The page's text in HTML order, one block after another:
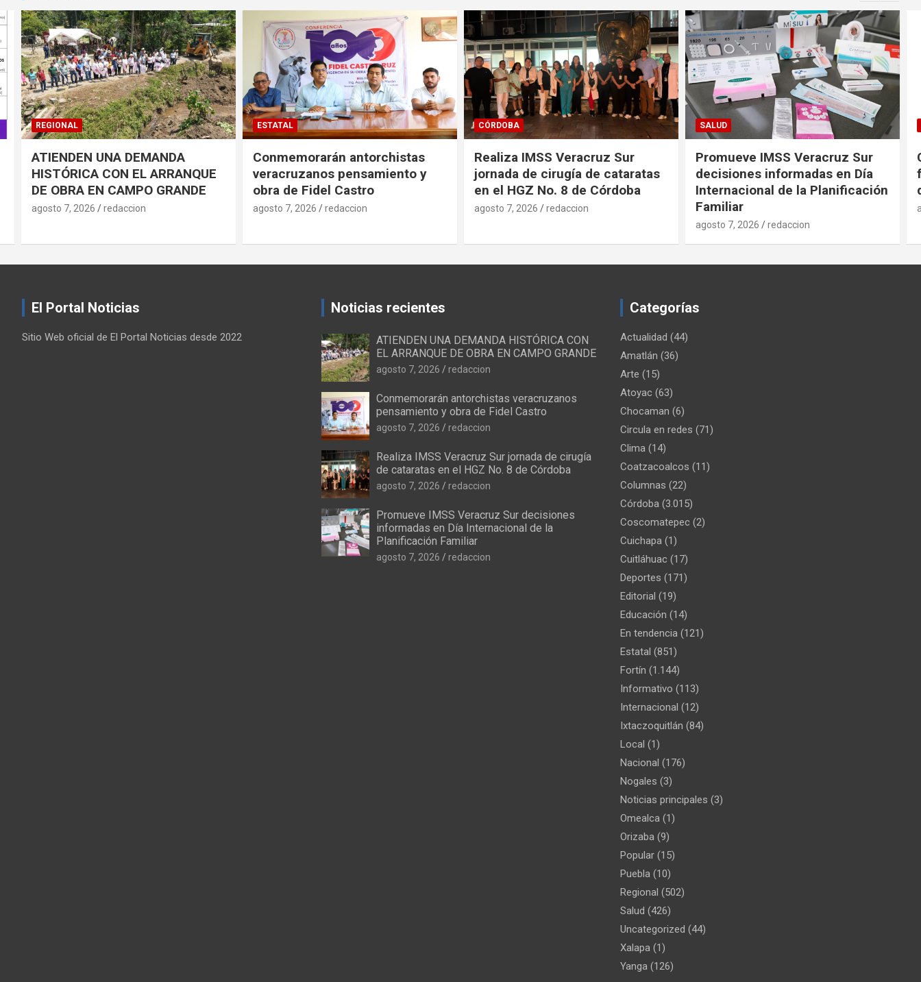
ESTATAL
Conmemorarán antorchistas
veracruzanos pensamiento y
obra de Fidel Castro
agosto 7, 2026 redaccion
CÓRDOBA
Realiza IMSS Veracruz Sur
jornada de cirugía de cataratas
en el HGZ No. 8 de Córdoba
agosto 7, 2026 redaccion
SALUD
Promueve IMSS Veracruz Sur
decisiones informadas en Día
Internacional de la Planificación
Familiar
FORTÍN
Convocan a productores
fortinenses a la Actualización
de sus Datos
agosto 7, 2026
El Portal Noticias
Sitio Web oficial de El Portal Noticias desde 2022
Noticias recientes
ATIENDEN UNA DEMANDA HISTÓRICA CON
EL ARRANQUE DE OBRA EN CAMPO GRANDE
agosto 7, 2026 redaccion
Conmemorarán antorchistas veracruzanos
pensamiento y obra de Fidel Castro
agosto 7, 2026 redaccion
Realiza IMSS Veracruz Sur jornada de cirugía
de cataratas en el HGZ No. 8 de Córdoba
agosto 7, 2026 redaccion
Promueve IMSS Veracruz Sur decisiones
informadas en Día Internacional de la
Planificación Familiar
agosto 7, 2026 redaccion
Categorías
Actualidad (44)
Amatlán (36)
Arte (15)
Atoyac (63)
Chocaman (6)
Circula en redes (71)
Clima (14)
Coatzacoalcos (11)
Columnas (22)
Córdoba (3.015)
Coscomatepec (2)
Cuichapa (1)
Cuitláhuac (17)
Deportes (171)
Editorial (19)
Educación (14)
En tendencia (121)
Estatal (851)
Fortín (1.144)
Informativo (113)
Internacional (12)
Ixtaczoquitlán (84)
Local (1)
Nacional (176)
Nogales (3)
Noticias principales (3)
Omealca (1)
Orizaba (9)
Popular (15)
Puebla (10)
Regional (502)
Salud (426)
Uncategorized (44)
Xalapa (1)
Yanga (126)